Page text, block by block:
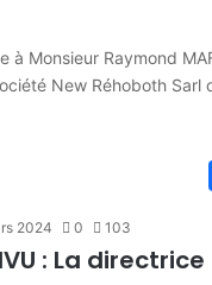
à Monsieur Raymond
New Réhoboth Sarl
2024 0 103
: La directrice